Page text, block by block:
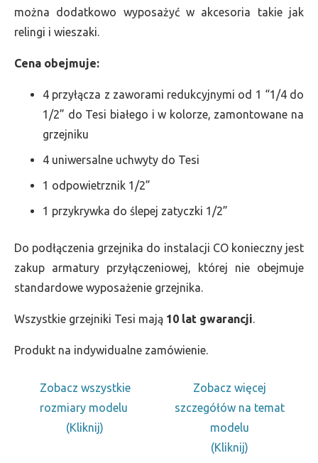
można dodatkowo wyposażyć w akcesoria takie jak
relingi i wieszaki.
Cena obejmuje:
4 przyłącza z zaworami redukcyjnymi od 1 “1/4 do
1/2” do Tesi białego i w kolorze, zamontowane na
grzejniku
4 uniwersalne uchwyty do Tesi
1 odpowietrznik 1/2”
1 przykrywka do ślepej zatyczki 1/2”
Do podłączenia grzejnika do instalacji CO konieczny jest
zakup armatury przyłączeniowej, której nie obejmuje
standardowe wyposażenie grzejnika.
Wszystkie grzejniki Tesi mają 10 lat gwarancji.
Produkt na indywidualne zamówienie.
Zobacz wszystkie
rozmiary modelu
(Kliknij)
Zobacz więcej
szczegółów na temat
modelu
(Kliknij)